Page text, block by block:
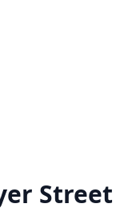
Street